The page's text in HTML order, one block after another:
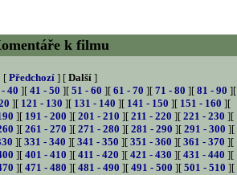
k filmu
[ Předchozí] [ Další]
40 ][ 41 - 50 ][ 51 - 60 ][ 61 - 70 ][ 71 - 80 ][ 81 - 90 ][
][ 121 - 130 ][ 131 - 140 ][ 141 - 150 ][ 151 - 160 ][
][ 191 - 200 ][ 201 - 210 ][ 211 - 220 ][ 221 - 230 ][
][ 261 - 270 ][ 271 - 280 ][ 281 - 290 ][ 291 - 300 ][
][ 331 - 340 ][ 341 - 350 ][ 351 - 360 ][ 361 - 370 ][
][ 401 - 410 ][ 411 - 420 ][ 421 - 430 ][ 431 - 440 ][
][ 471 - 480 ][ 481 - 490 ][ 491 - 500 ][ 501 - 510 ][